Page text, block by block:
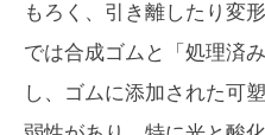
もろく、引き離したり変
では合成ゴムと「処理済
し、ゴムに添加された可